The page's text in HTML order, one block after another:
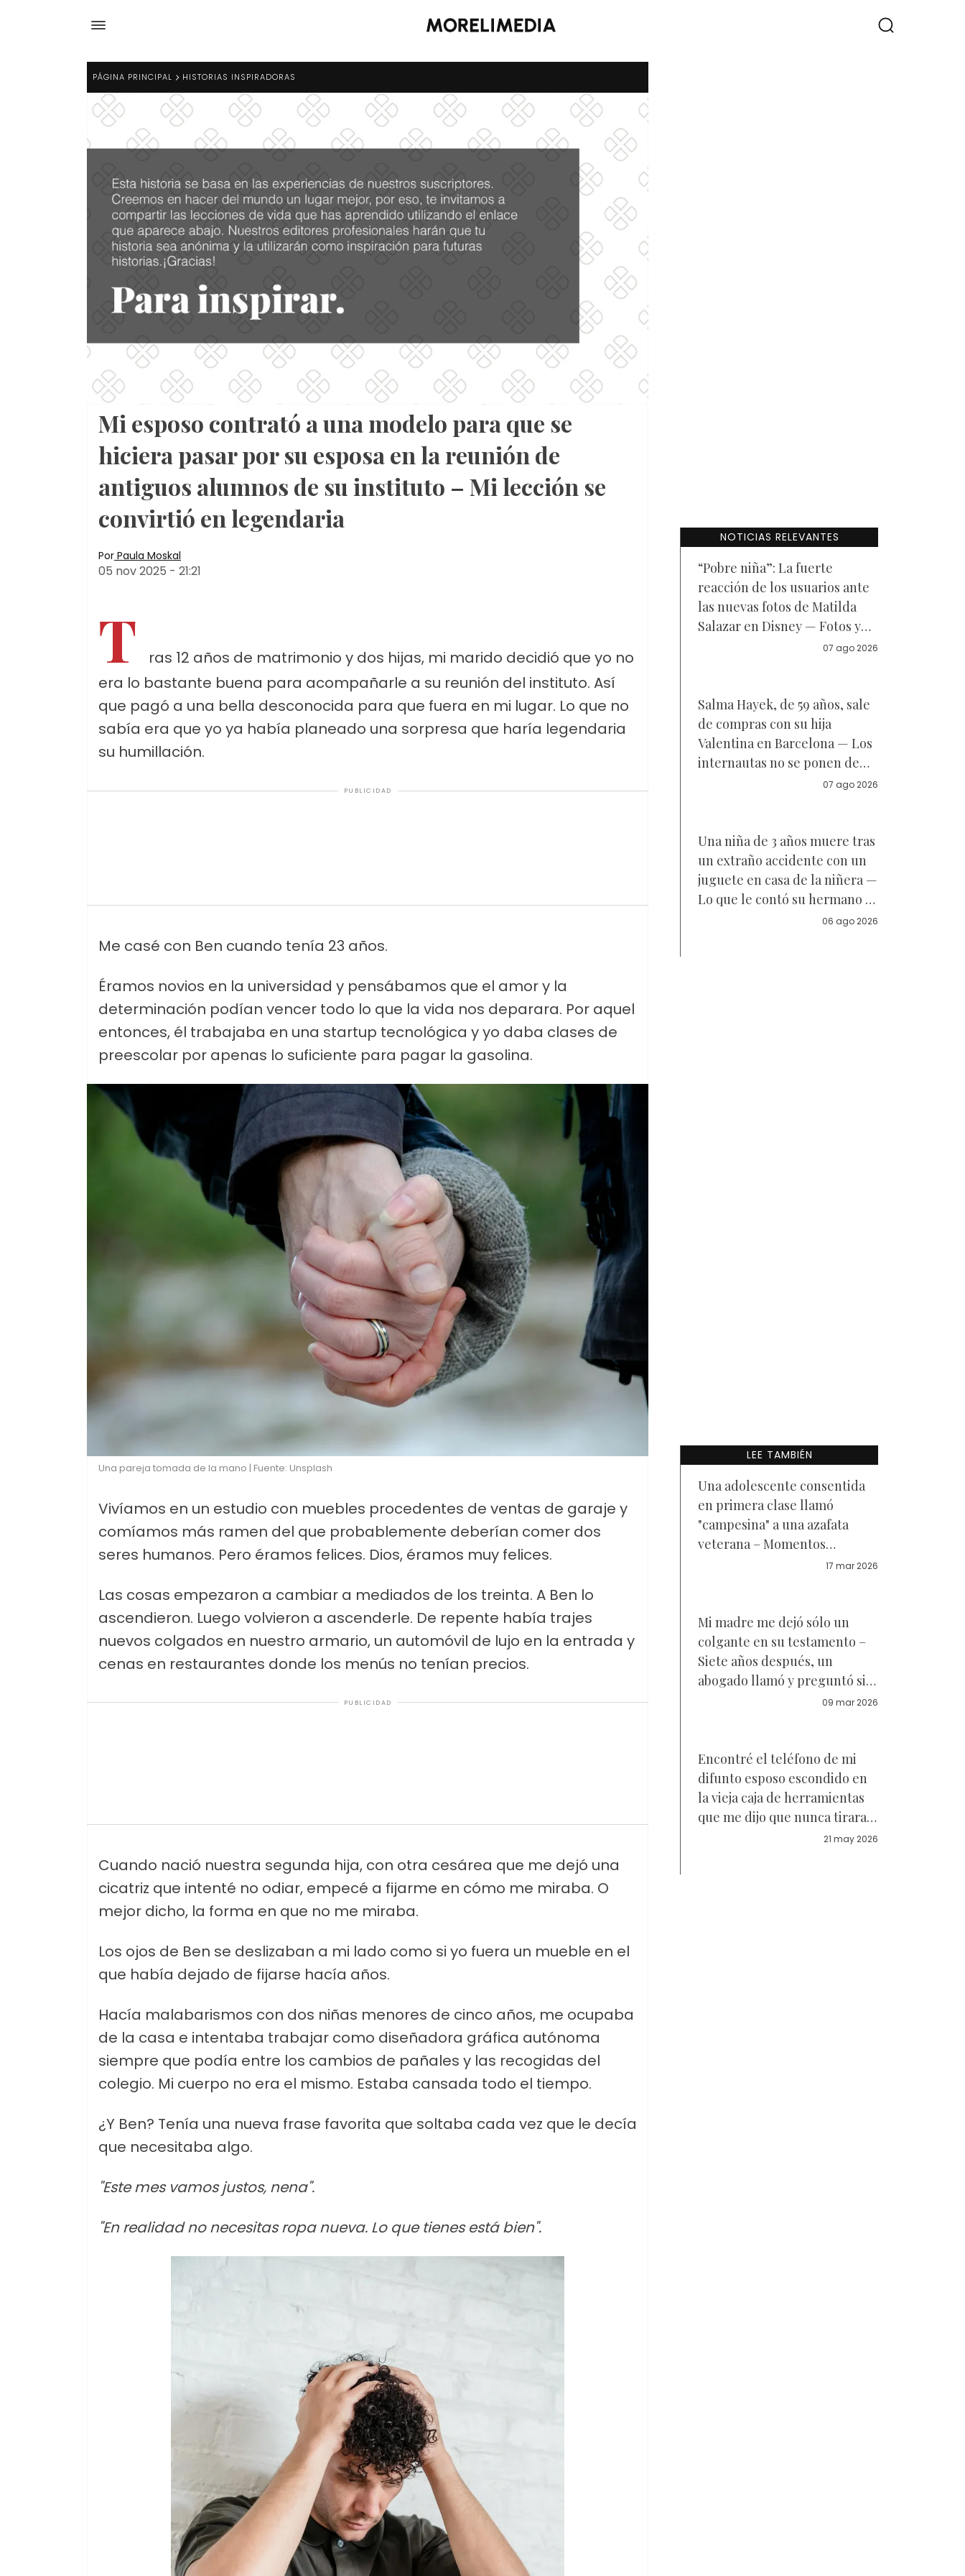
PÁGINA PRINCIPAL HISTORIAS INSPIRADORAS
Mi esposo contrató a una modelo para que se
hiciera pasar por su esposa en la reunión de
antiguos alumnos de su instituto – Mi lección se
convirtió en legendaria
Por Paula Moskal
05 nov 2025 - 21:21
T
ras 12 años de matrimonio y dos hijas, mi marido decidió que yo no
era lo bastante buena para acompañarle a su reunión del instituto. Así
que pagó a una bella desconocida para que fuera en mi lugar. Lo que no
sabía era que yo ya había planeado una sorpresa que haría legendaria
su humillación.
PUBLICIDAD
Me casé con Ben cuando tenía 23 años.
Éramos novios en la universidad y pensábamos que el amor y la
determinación podían vencer todo lo que la vida nos deparara. Por aquel
entonces, él trabajaba en una startup tecnológica y yo daba clases de
preescolar por apenas lo suficiente para pagar la gasolina.
Una pareja tomada de la mano | Fuente: Unsplash
Vivíamos en un estudio con muebles procedentes de ventas de garaje y
comíamos más ramen del que probablemente deberían comer dos
seres humanos. Pero éramos felices. Dios, éramos muy felices.
Las cosas empezaron a cambiar a mediados de los treinta. A Ben lo
ascendieron. Luego volvieron a ascenderle. De repente había trajes
nuevos colgados en nuestro armario, un automóvil de lujo en la entrada y
cenas en restaurantes donde los menús no tenían precios.
PUBLICIDAD
Cuando nació nuestra segunda hija, con otra cesárea que me dejó una
cicatriz que intenté no odiar, empecé a fijarme en cómo me miraba. O
mejor dicho, la forma en que no me miraba.
Los ojos de Ben se deslizaban a mi lado como si yo fuera un mueble en el
que había dejado de fijarse hacía años.
Hacía malabarismos con dos niñas menores de cinco años, me ocupaba
de la casa e intentaba trabajar como diseñadora gráfica autónoma
siempre que podía entre los cambios de pañales y las recogidas del
colegio. Mi cuerpo no era el mismo. Estaba cansada todo el tiempo.
¿Y Ben? Tenía una nueva frase favorita que soltaba cada vez que le decía
que necesitaba algo.
"Este mes vamos justos, nena".
"En realidad no necesitas ropa nueva. Lo que tienes está bien".
NOTICIAS RELEVANTES
“Pobre niña”: La fuerte
reacción de los usuarios ante
las nuevas fotos de Matilda
Salazar en Disney — Fotos y
07 ago 2026
Salma Hayek, de 59 años, sale
de compras con su hija
Valentina en Barcelona — Los
internautas no se ponen de
acuerdo sobre a quién se07 ago 2026
Una niña de 3 años muere tras
un extraño accidente con un
juguete en casa de la niñera —
Lo que le contó su hermano a
06 ago 2026
LEE TAMBIÉN
Una adolescente consentida
en primera clase llamó
"campesina" a una azafata
veterana – Momentos
después, aprendió una17 mar 2026
Mi madre me dejó sólo un
colgante en su testamento –
Siete años después, un
abogado llamó y preguntó si
09 mar 2026
Encontré el teléfono de mi
difunto esposo escondido en
la vieja caja de herramientas
que me dijo que nunca tirara
— El último video que21 may 2026